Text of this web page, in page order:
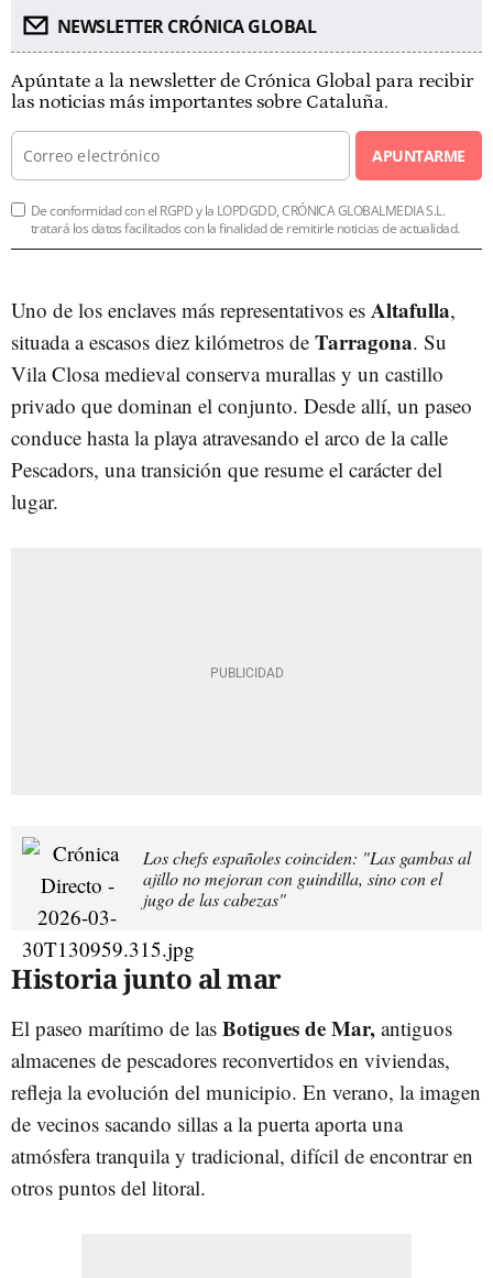
NEWSLETTER CRÓNICA GLOBAL
Apúntate a la newsletter de Crónica Global para recibir
las noticias más importantes sobre Cataluña.
APUNTARME
De conformidad con el RGPD y la LOPDGDD, CRÓNICA GLOBALMEDIA S.L.
tratará los datos facilitados con la finalidad de remitirle noticias de actualidad.
Uno de los enclaves más representativos es Altafulla,
situada a escasos diez kilómetros de Tarragona. Su
Vila Closa medieval conserva murallas y un castillo
privado que dominan el conjunto. Desde allí, un paseo
conduce hasta la playa atravesando el arco de la calle
Pescadors, una transición que resume el carácter del
lugar.
Los chefs españoles coinciden: "Las gambas al
ajillo no mejoran con guindilla, sino con el
jugo de las cabezas"
Historia junto al mar
El paseo marítimo de las Botigues de Mar, antiguos
almacenes de pescadores reconvertidos en viviendas,
refleja la evolución del municipio. En verano, la imagen
de vecinos sacando sillas a la puerta aporta una
atmósfera tranquila y tradicional, difícil de encontrar en
otros puntos del litoral.